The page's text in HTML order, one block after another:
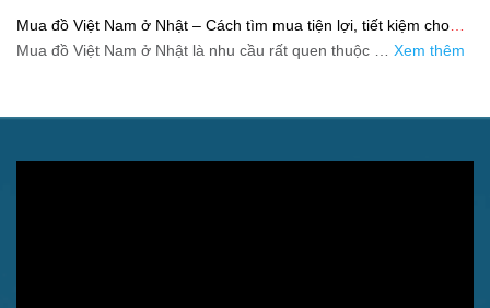
Mua đồ Việt Nam ở Nhật – Cách tìm mua tiện lợi, tiết kiệm cho
người xa quê
Mua đồ Việt Nam ở Nhật là nhu cầu rất quen thuộc … Xem thêm